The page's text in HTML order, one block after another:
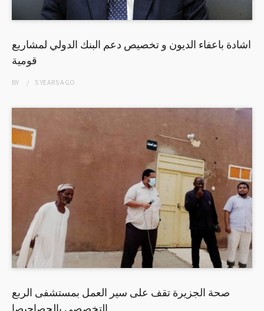
اشادة باعفاء الديون و تخصيص دعم البنك الدولي لمشاريع
قومية
BY 5 YEARSAGO
صحة الجزيرة تقف على سير العمل بمستشفى الربع